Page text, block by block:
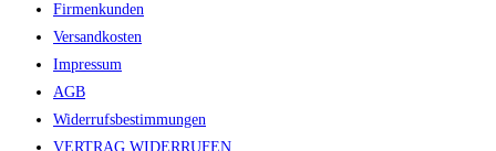
Firmenkunden
Versandkosten
Impressum
AGB
Widerrufsbestimmungen
VERTRAG WIDERRUFEN